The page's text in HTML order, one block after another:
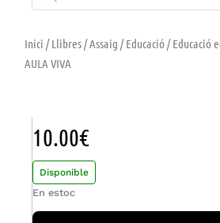
Inici /Llibres/Assaig /Educació /Educació
AULA VIVA
10.00€
Disponible
En estoc